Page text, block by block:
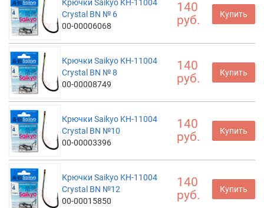
Крючки Saikyo KH-11004
Crystal BN № 6
00-00006068
140
руб.
Купить
Крючки Saikyo KH-11004
Crystal BN № 8
00-00008749
140
руб.
Купить
Крючки Saikyo KH-11004
Crystal BN №10
00-00003396
140
руб.
Купить
Крючки Saikyo KH-11004
Crystal BN №12
00-00015850
140
руб.
Купить